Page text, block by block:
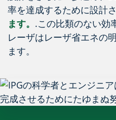
率を達成するために設計
ます。 .この比類のない効
レーザはレーザ省エネの
ます。